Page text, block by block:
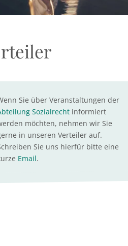
Sie über Veranstaltungen der
Sozialrechtinformiert
möchten, nehmen wir Sie
in unseren Verteiler auf.
Sie uns hierfür bitte eine
Email.